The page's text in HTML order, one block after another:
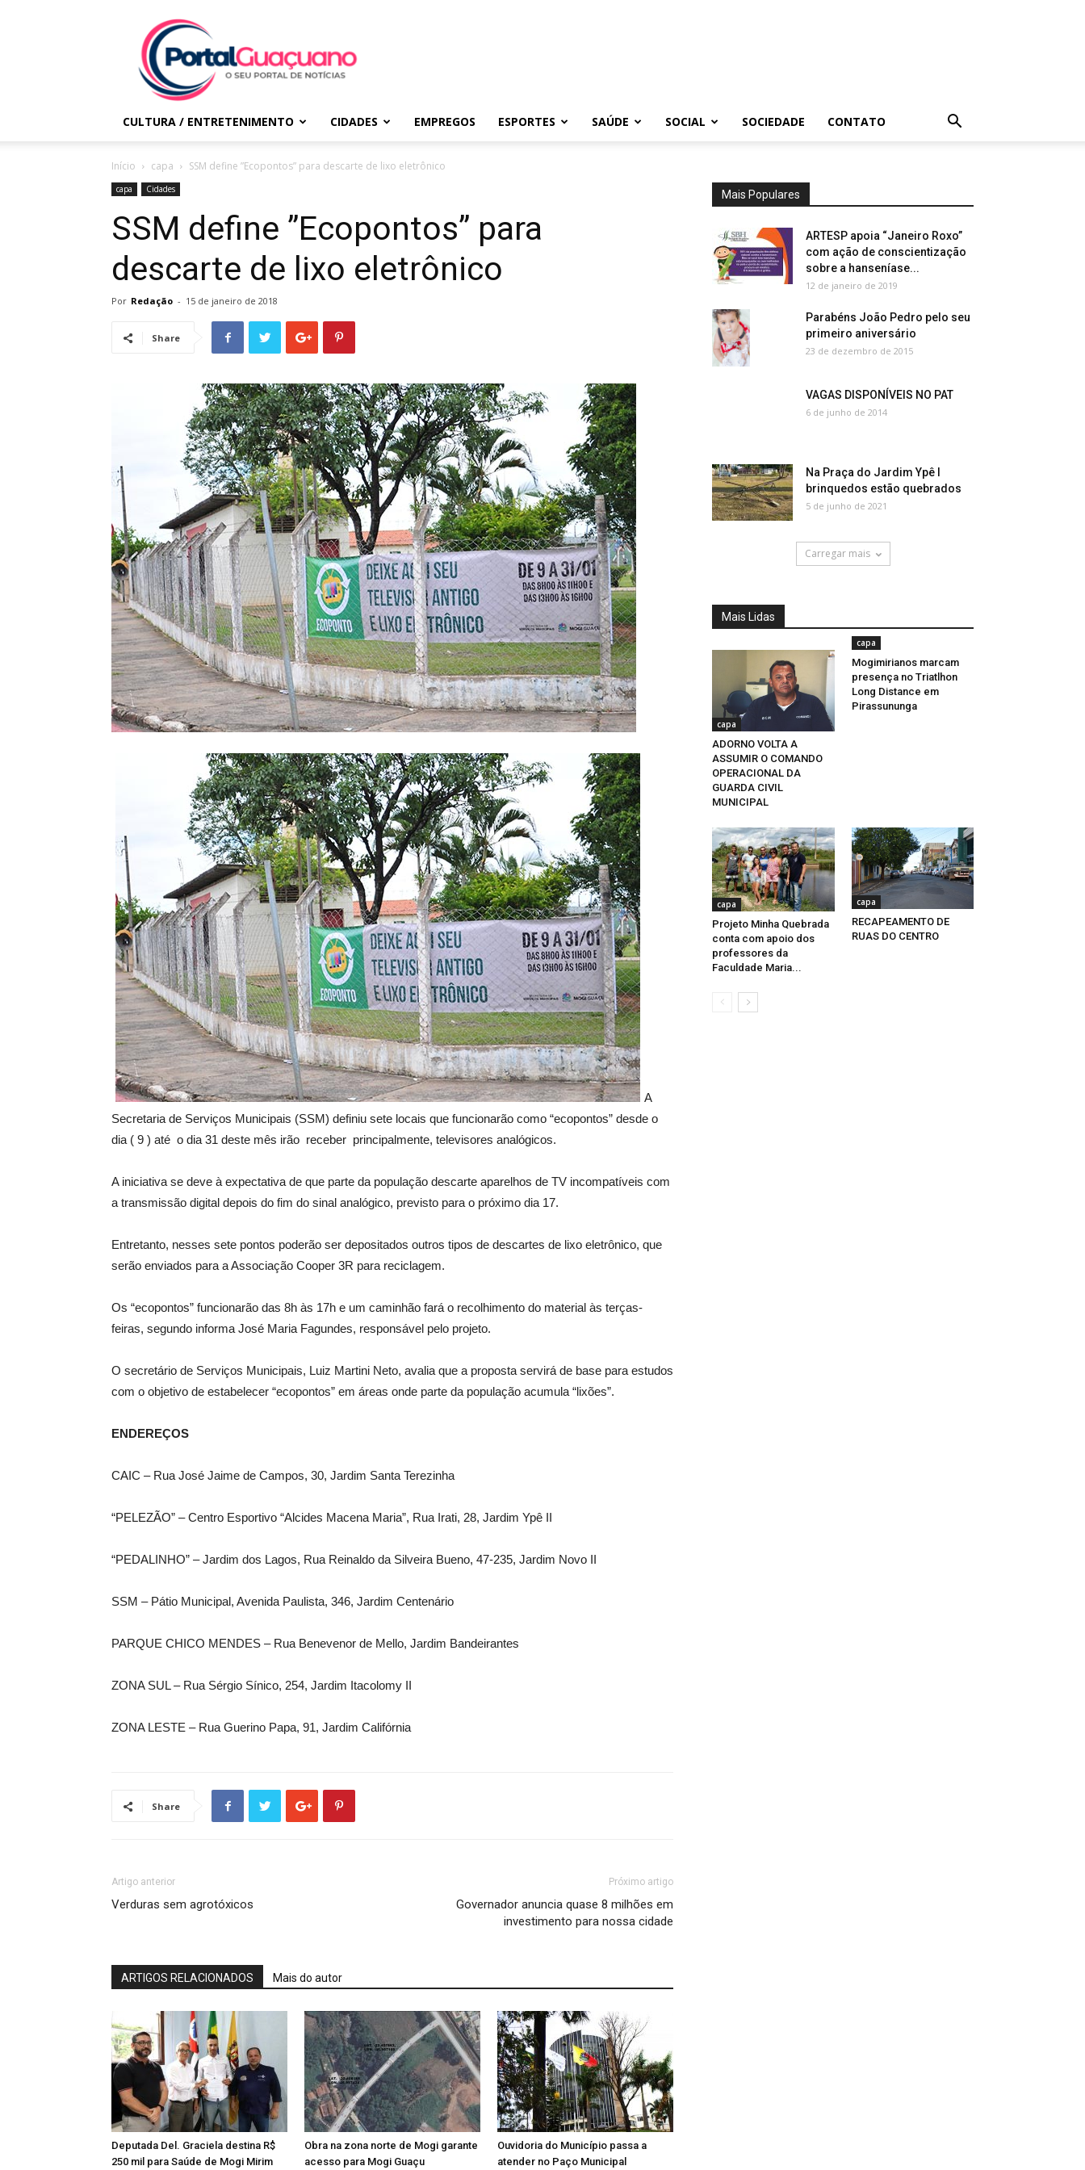
Portal
Guaçuano
CULTURA / ENTRETENIMENTO CIDADES EMPREGOS ESPORTES SAÚDE SOCIAL SOCIEDADE CONTATO
Início capa SSM define ”Ecopontos” para descarte de lixo eletrônico
capa Cidades
SSM define ”Ecopontos” para
descarte de lixo eletrônico
Por Redação - 15 de janeiro de 2018
Share
A
Secretaria de Serviços Municipais (SSM) definiu sete locais que funcionarão como “ecopontos” desde o
dia ( 9 ) até o dia 31 deste mês irão receber principalmente, televisores analógicos.
A iniciativa se deve à expectativa de que parte da população descarte aparelhos de TV incompatíveis com
a transmissão digital depois do fim do sinal analógico, previsto para o próximo dia 17.
Entretanto, nesses sete pontos poderão ser depositados outros tipos de descartes de lixo eletrônico, que
serão enviados para a Associação Cooper 3R para reciclagem.
Os “ecopontos” funcionarão das 8h às 17h e um caminhão fará o recolhimento do material às terças-
feiras, segundo informa José Maria Fagundes, responsável pelo projeto.
O secretário de Serviços Municipais, Luiz Martini Neto, avalia que a proposta servirá de base para estudos
com o objetivo de estabelecer “ecopontos” em áreas onde parte da população acumula “lixões”.
ENDEREÇOS
CAIC – Rua José Jaime de Campos, 30, Jardim Santa Terezinha
“PELEZÃO” – Centro Esportivo “Alcides Macena Maria”, Rua Irati, 28, Jardim Ypê II
“PEDALINHO” – Jardim dos Lagos, Rua Reinaldo da Silveira Bueno, 47-235, Jardim Novo II
SSM – Pátio Municipal, Avenida Paulista, 346, Jardim Centenário
PARQUE CHICO MENDES – Rua Benevenor de Mello, Jardim Bandeirantes
ZONA SUL – Rua Sérgio Sínico, 254, Jardim Itacolomy II
ZONA LESTE – Rua Guerino Papa, 91, Jardim Califórnia
Share
Artigo anterior
Verduras sem agrotóxicos
Próximo artigo
Governador anuncia quase 8 milhões em
investimento para nossa cidade
ARTIGOS RELACIONADOS Mais do autor
Deputada Del. Graciela destina R$
250 mil para Saúde de Mogi Mirim
Obra na zona norte de Mogi garante
acesso para Mogi Guaçu
Ouvidoria do Município passa a
atender no Paço Municipal
Mais Populares
ARTESP apoia “Janeiro Roxo”
com ação de conscientização
sobre a hanseníase...
12 de janeiro de 2019
Parabéns João Pedro pelo seu
primeiro aniversário
23 de dezembro de 2015
VAGAS DISPONÍVEIS NO PAT
6 de junho de 2014
Na Praça do Jardim Ypê I
brinquedos estão quebrados
5 de junho de 2021
Carregar mais
Mais Lidas
capa
ADORNO VOLTA A
ASSUMIR O COMANDO
OPERACIONAL DA
GUARDA CIVIL
MUNICIPAL
capa
Mogimirianos marcam
presença no Triatlhon
Long Distance em
Pirassununga
capa
Projeto Minha Quebrada
conta com apoio dos
professores da
Faculdade Maria...
capa
RECAPEAMENTO DE
RUAS DO CENTRO